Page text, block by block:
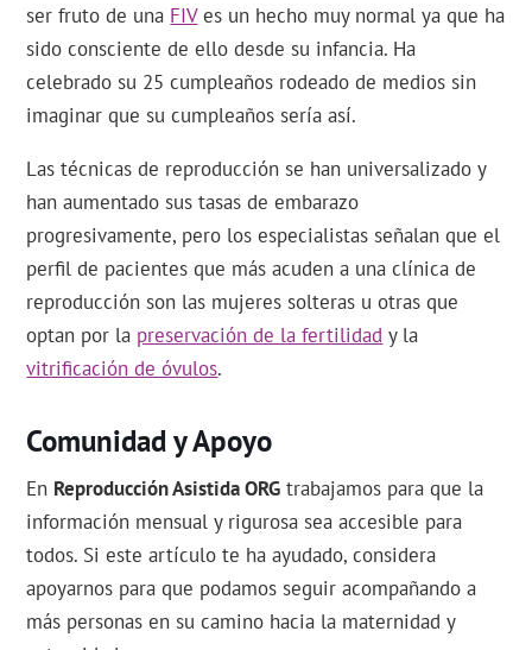
ser fruto de una FIVes un hecho muy normal ya que ha
sido consciente de ello desde su infancia. Ha
celebrado su 25 cumpleaños rodeado de medios sin
imaginar que su cumpleaños sería así.
Las técnicas de reproducción se han universalizado y
han aumentado sus tasas de embarazo
progresivamente, pero los especialistas señalan que el
perfil de pacientes que más acuden a una clínica de
reproducción son las mujeres solteras u otras que
optan por la preservación de la fertilidad y la
vitrificación de óvulos.
Comunidad y Apoyo
En Reproducción Asistida ORG trabajamos para que la
información mensual y rigurosa sea accesible para
todos. Si este artículo te ha ayudado, considera
apoyarnos para que podamos seguir acompañando a
más personas en su camino hacia la maternidad y